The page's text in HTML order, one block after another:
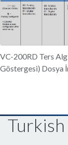
VC-200RD Ters
Göstergesi) Dosya
Turkish